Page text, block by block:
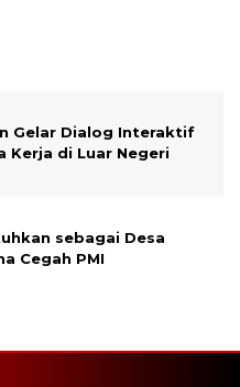
Gelar Dialog Interaktif
Kerja di Luar Negeri
sebagai Desa
Cegah PMI